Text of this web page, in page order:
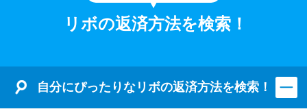
リボの返済方法を検索！
自分にぴったりなリボの返済方法を検索！